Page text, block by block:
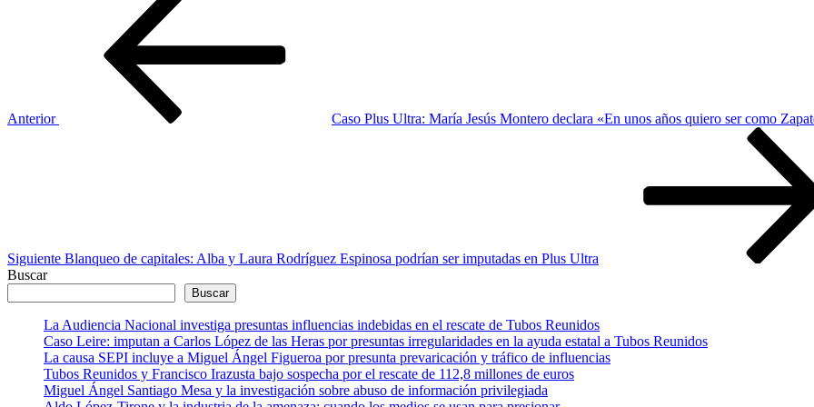
Anterior
Caso Plus Ultra: María Jesús Montero declara «En unos años quiero ser como
Siguiente Blanqueo de capitales: Alba y Laura Rodríguez Espinosa podrían ser imputadas en Plus Ultra
Buscar
Buscar
La Audiencia Nacional investiga presuntas influencias indebidas en el rescate de Tubos Reunidos
Caso Leire: imputan a Carlos López de las Heras por presuntas irregularidades en la ayuda estatal a Tubos Reunidos
La causa SEPI incluye a Miguel Ángel Figueroa por presunta prevaricación y tráfico de influencias
Tubos Reunidos y Francisco Irazusta bajo sospecha por el rescate de 112,8 millones de euros
Miguel Ángel Santiago Mesa y la investigación sobre abuso de información privilegiada